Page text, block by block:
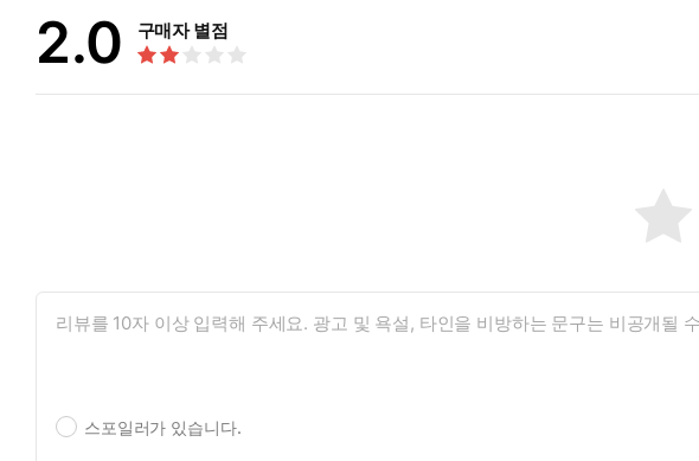
2.0 구매자 별점
스포일러가 있습니다.